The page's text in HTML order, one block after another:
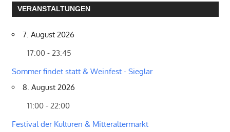
VERANSTALTUNGEN
7. August 2026
17:00 - 23:45
Sommer findet statt & Weinfest - Sieglar
8. August 2026
11:00 - 22:00
Festival der Kulturen & Mitteraltermarkt